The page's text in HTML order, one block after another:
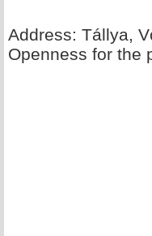
Address: Tállya,
Openness for the